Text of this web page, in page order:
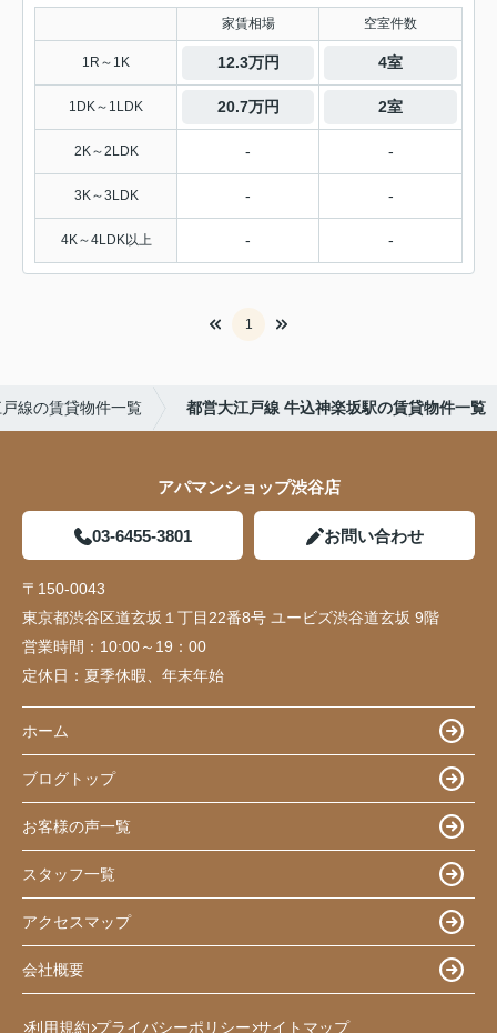
家賃相場 空室件数
1R～1K 12.3万円 4室
1DK～1LDK 20.7万円 2室
2K～2LDK - -
3K～3LDK - -
4K～4LDK以上 - -
1
線の賃貸物件一覧 都営大江戸線 牛込神楽坂駅の賃貸物件一覧
アパマンショップ渋谷店
03-6455-3801 お問い合わせ
〒150-0043
東京都渋谷区道玄坂１丁目22番8号 ユービズ渋谷道玄坂 9階
営業時間： 10:00～19：00
定休日： 夏季休暇、年末年始
ホーム
ブログトップ
お客様の声一覧
スタッフ一覧
アクセスマップ
会社概要
利用規約 プライバシーポリシー サイトマップ